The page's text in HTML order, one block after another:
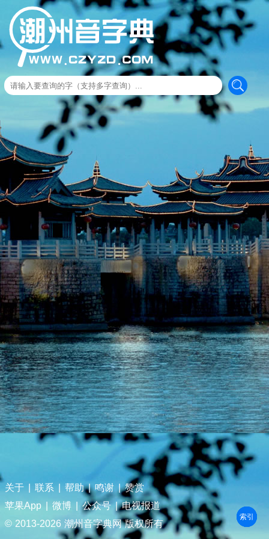
关于 联系 帮助 | 鸣谢 | 赞赏
苹果App
微博 公众号 | 电视报道
© 2013-2026 潮州音字典网 版权所有
部首
笔划
拼音
潮拼